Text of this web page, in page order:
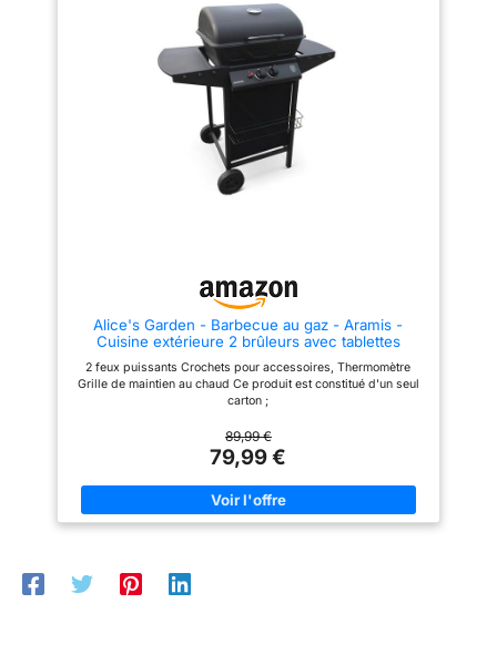
MAÎTRISÉE AU DEGRÉ PRÈS :
Fermez le couvercle de ce
barbecue à gaz pour concentrer
la chaleur et donner une saveur
fumée intense à vos plats,
tandis que le thermomètre à
double échelle aide à suivre
précisément la température
interne CHALEUR RÉGLÉE
indépendant de chaque brûleur,
barbecue à gaz est doté d'un
bac à graisse amovible pour un
nettoyage plus simple et de 2
roulettes pour le déplacer
jardin; régulateur et tuyau non
fournis, à acheter séparément
Alice's Garden - Barbecue au gaz - Aramis -
Cuisine extérieure 2 brûleurs avec tablettes
2 feux puissants Crochets pour accessoires, Thermomètre
Grille de maintien au chaud Ce produit est constitué d'un seul
carton ;
89,99 €
79,99 €